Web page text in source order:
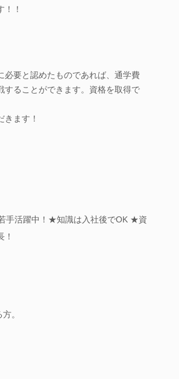
！
必要と認めたものであれば、通学費
することができます。資格を取得で
ます！
手活躍中！★知識は入社後でOK ★資
。